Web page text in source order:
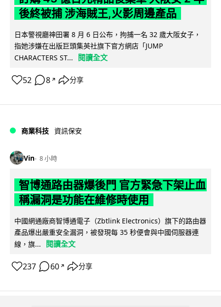
後終被捕 涉海賊王,火影周邊產品
日本警視廳神田署 8 月 6 日公布，拘捕一名 32 歲大阪女子，
指她涉嫌在出版巨頭集英社旗下官方網店「JUMP
CHARACTERS ST...
閱讀全文
52 8 ↗ 分享
商業科技 資訊保安
Vin 8 小時
智博通路由器爆後門 官方緊急下架止血
稱漏洞是功能在維修時使用
中國網通廠商智博通電子（Zbtlink Electronics）旗下的路由器
產品爆出嚴重安全漏洞，被發現每 35 秒便會與中國伺服器連
線，旗...
閱讀全文
237 60 ↗ 分享